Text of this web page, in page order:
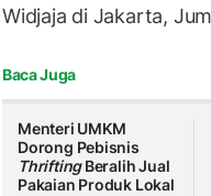
Widjaja di Jakarta,
Baca Juga
Menteri UMKM
Dorong Pebisnis
ThriftingBeralih Jual
Pakaian Produk Lokal